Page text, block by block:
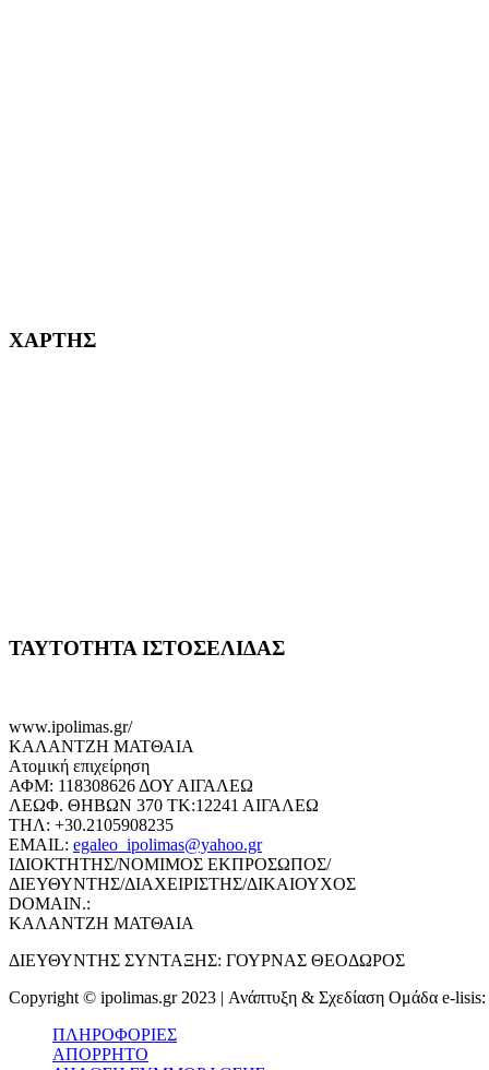
ΧΑΡΤΗΣ
ΤΑΥΤΟΤΗΤΑ ΙΣΤΟΣΕΛΙΔΑΣ
www.ipolimas.gr/
ΚΑΛΑΝΤΖΗ ΜΑΤΘΑΙΑ
Ατομική επιχείρηση
ΑΦΜ: 118308626 ΔΟΥ ΑΙΓΑΛΕΩ
ΛΕΩΦ. ΘΗΒΩΝ 370 ΤΚ:12241 ΑΙΓΑΛΕΩ
ΤΗΛ: +30.2105908235
EMAIL: egaleo_ipolimas@yahoo.gr
ΙΔΙΟΚΤΗΤΗΣ/ΝΟΜΙΜΟΣ ΕΚΠΡΟΣΩΠΟΣ/
ΔΙΕΥΘΥΝΤΗΣ/ΔΙΑΧΕΙΡΙΣΤΗΣ/ΔΙΚΑΙΟΥΧΟΣ
DOMAIN.:
ΚΑΛΑΝΤΖΗ ΜΑΤΘΑΙΑ
ΔΙΕΥΘΥΝΤΗΣ ΣΥΝΤΑΞΗΣ: ΓΟΥΡΝΑΣ ΘΕΟΔΩΡΟΣ
Copyright © ipolimas.gr 2023 | Ανάπτυξη & Σχεδίαση Ομάδα e-lisis:
ΠΛΗΡΟΦΟΡΙΕΣ
ΑΠΟΡΡΗΤΟ